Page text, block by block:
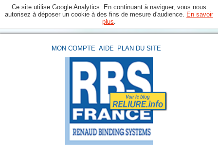
Ce site utilise Google Analytics. En continuant à naviguer, vous nous
autorisez à déposer un cookie à des fins de mesure d'audience. En savoir
plus
MON COMPTE AIDE PLAN DU SITE